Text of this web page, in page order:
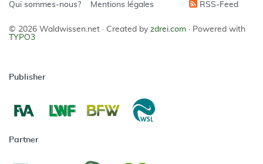
Qui sommes-nous? Mentions légales RSS-Feed
© 2026 Waldwissen.net · Created by zdrei.com · Powered with
TYPO3
Publisher
Partner